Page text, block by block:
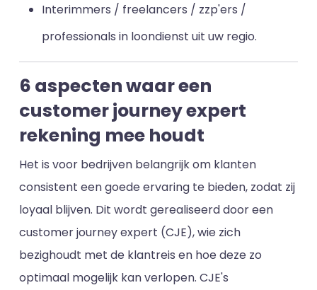
Interimmers / freelancers / zzp'ers /
professionals in loondienst uit uw regio.
6 aspecten waar een
customer journey expert
rekening mee houdt
Het is voor bedrijven belangrijk om klanten
consistent een goede ervaring te bieden, zodat zij
loyaal blijven. Dit wordt gerealiseerd door een
customer journey expert (CJE), wie zich
bezighoudt met de klantreis en hoe deze zo
optimaal mogelijk kan verlopen. CJE's